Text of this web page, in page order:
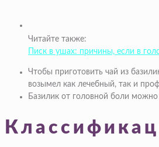
Читайте также:
Писк в ушах: причины, если в
Чтобы приготовить чай из
возымел как лечебный, так и
Базилик от головной боли